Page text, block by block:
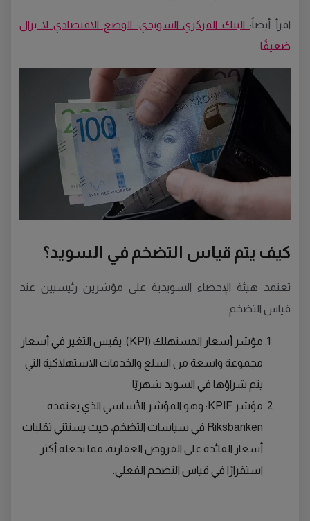
اقرأ أيضاً: البنك المركزي السويدي: الوضع الاقتصادي لا يزال
ضعيفًا
كيف يتم قياس التضخم في السويد؟
تعتمد هيئة الإحصاء السويدية على مؤشرين رئيسيين عند
قياس التضخم:
مؤشر أسعار المستهلك (KPI): يقيس التغير في أسعار
مجموعة واسعة من السلع والخدمات الاستهلاكية التي
يتم شراؤها في السويد شهريًا.
مؤشر KPIF: وهو المؤشر الأساسي الذي يعتمده
Riksbanken في سياسات التضخم، حيث يستثني تقلبات
أسعار الفائدة على القروض العقارية، مما يجعله أكثر
استقرارًا في قياس التضخم الفعلي.